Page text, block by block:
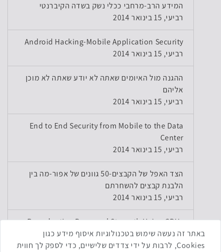
המידע הרב-מרחבי ככלי נשק בשדה הקיברנטי
רביעי, 15 בינואר 2014
Android Hacking-Mobile Application Security
רביעי, 15 בינואר 2014
ההגנה מול האיומים שאתה לא יודע שאתה לא מוכן
אליהם
רביעי, 15 בינואר 2014
End to End Security from Mobile to the Data
Center
רביעי, 15 בינואר 2014
הצד האפל של הקבצים-50 גוונים של אפור-מה בין
הלבנת קבצים להשחרתם
רביעי, 15 בינואר 2014
Reevaluating Password Strength Using GPUs
רביעי, 15 בינואר 2014
באתר זה נעשה שימוש בטכנולוגיות איסוף מידע כגון
Cookies, לרבות על ידי צדדים שלישיים, כדי לספק לך חווית